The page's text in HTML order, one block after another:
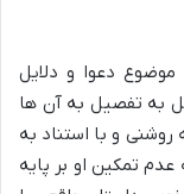
موضوع دعوا و دلایل
به تفصیل به آن ها
روشنی و با استناد به
تمکین او بر پایه